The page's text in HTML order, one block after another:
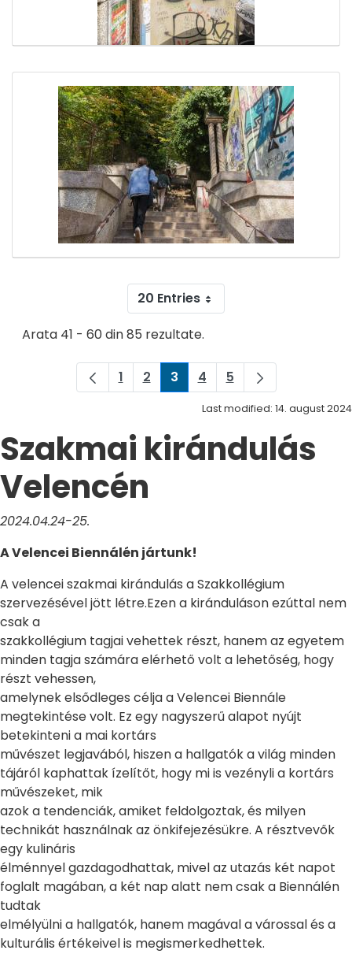
20 Entries
Arata 41 - 60 din 85 rezultate.
Pagina
1 Pagina
2 Pagina
3 Pagina
4 Pagina
5
Last modified: 14. august 2024
Szakmai kirándulás
Velencén
2024.04.24-25.
A Velencei Biennálén jártunk!
A velencei szakmai kirándulás a Szakkollégium
szervezésével jött létre.Ezen a kiránduláson ezúttal nem
csak a
szakkollégium tagjai vehettek részt, hanem az egyetem
minden tagja számára elérhető volt a lehetőség, hogy
részt vehessen,
amelynek elsődleges célja a Velencei Biennále
megtekintése volt. Ez egy nagyszerű alapot nyújt
betekinteni a mai kortárs
művészet legjavából, hiszen a hallgatók a világ minden
tájáról kaphattak ízelítőt, hogy mi is vezényli a kortárs
művészeket, mik
azok a tendenciák, amiket feldolgoztak, és milyen
technikát használnak az önkifejezésükre. A résztvevők
egy kulináris
élménnyel gazdagodhattak, mivel az utazás két napot
foglalt magában, a két nap alatt nem csak a Biennálén
tudtak
elmélyülni a hallgatók, hanem magával a várossal és a
kulturális értékeivel is megismerkedhettek.